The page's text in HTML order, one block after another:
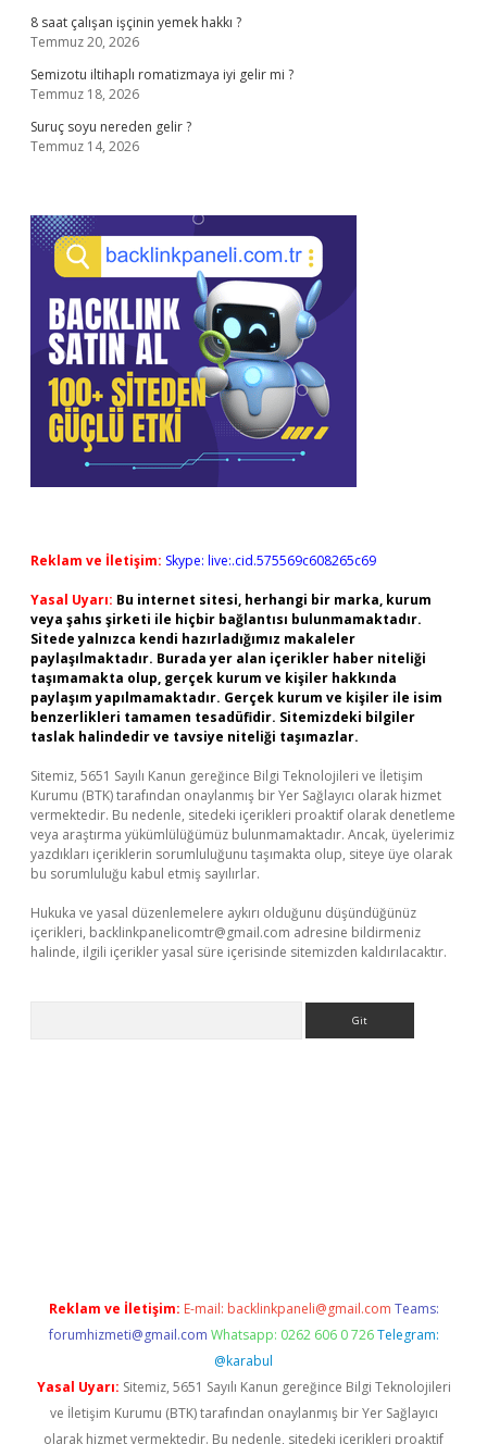
8 saat çalışan işçinin yemek hakkı ?
Temmuz 20, 2026
Semizotu iltihaplı romatizmaya iyi gelir mi ?
Temmuz 18, 2026
Suruç soyu nereden gelir ?
Temmuz 14, 2026
Reklam ve İletişim: Skype: live:.cid.575569c608265c69
Yasal Uyarı: Bu internet sitesi, herhangi bir marka, kurum
veya şahıs şirketi ile hiçbir bağlantısı bulunmamaktadır.
Sitede yalnızca kendi hazırladığımız makaleler
paylaşılmaktadır. Burada yer alan içerikler haber niteliği
taşımamakta olup, gerçek kurum ve kişiler hakkında
paylaşım yapılmamaktadır. Gerçek kurum ve kişiler ile isim
benzerlikleri tamamen tesadüfidir. Sitemizdeki bilgiler
taslak halindedir ve tavsiye niteliği taşımazlar.
Sitemiz, 5651 Sayılı Kanun gereğince Bilgi Teknolojileri ve İletişim
Kurumu (BTK) tarafından onaylanmış bir Yer Sağlayıcı olarak hizmet
vermektedir. Bu nedenle, sitedeki içerikleri proaktif olarak denetleme
veya araştırma yükümlülüğümüz bulunmamaktadır. Ancak, üyelerimiz
yazdıkları içeriklerin sorumluluğunu taşımakta olup, siteye üye olarak
bu sorumluluğu kabul etmiş sayılırlar.
Hukuka ve yasal düzenlemelere aykırı olduğunu düşündüğünüz
içerikleri, backlinkpanelicomtr@gmail.com adresine bildirmeniz
halinde, ilgili içerikler yasal süre içerisinde sitemizden kaldırılacaktır.
Reklam ve İletişim: E-mail: backlinkpaneli@gmail.com Teams:
forumhizmeti@gmail.com Whatsapp: 0262 606 0 726 Telegram:
@karabul
Yasal Uyarı: Sitemiz, 5651 Sayılı Kanun gereğince Bilgi Teknolojileri
ve İletişim Kurumu (BTK) tarafından onaylanmış bir Yer Sağlayıcı
olarak hizmet vermektedir. Bu nedenle, sitedeki içerikleri proaktif